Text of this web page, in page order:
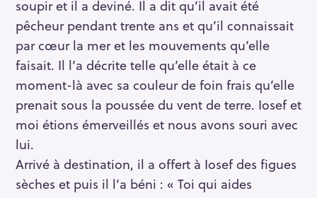
soupir et il a deviné. Il a dit qu’il avait été
pêcheur pendant trente ans et qu’il connaissait
par cœur la mer et les mouvements qu’elle
faisait. Il l’a décrite telle qu’elle était à ce
moment-là avec sa couleur de foin frais qu’elle
prenait sous la poussée du vent de terre. Iosef et
moi étions émerveillés et nous avons souri avec
lui.
Arrivé à destination, il a offert à Iosef des figues
sèches et puis il l’a béni : « Toi qui aides